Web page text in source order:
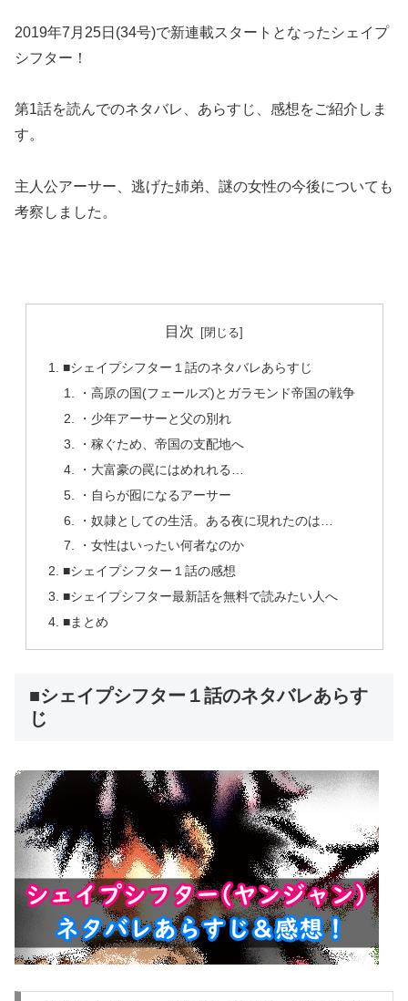
2019年7月25日(34号)で新連載スタートとなったシェイプ
シフター！
第1話を読んでのネタバレ、あらすじ、感想をご紹介しま
す。
主人公アーサー、逃げた姉弟、謎の女性の今後についても
考察しました。
目次
■シェイプシフター１話のネタバレあらすじ
・高原の国(フェールズ)とガラモンド帝国の戦争
・少年アーサーと父の別れ
・稼ぐため、帝国の支配地へ
・大富豪の罠にはめれれる…
・自らが囮になるアーサー
・奴隷としての生活。ある夜に現れたのは…
・女性はいったい何者なのか
■シェイプシフター１話の感想
■シェイプシフター最新話を無料で読みたい人へ
■まとめ
■シェイプシフター１話のネタバレあらす
じ